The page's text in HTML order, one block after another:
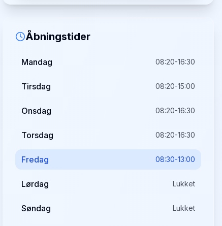
Åbningstider
Mandag 08:20-16:30
Tirsdag 08:20-15:00
Onsdag 08:20-16:30
Torsdag 08:20-16:30
Fredag 08:30-13:00
Lørdag Lukket
Søndag Lukket